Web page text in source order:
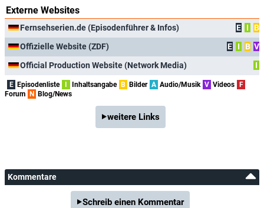
Externe Websites
Fernsehserien.de (Episodenführer & Infos) E I
B
Offizielle Website (ZDF)
E I B V
Official Production Website (Network Media)
I
E Episodenliste I Inhaltsangabe B Bilder A Audio/Musik V Videos F
Forum N Blog/News
weitere Links
Kommentare
Schreib einen Kommentar